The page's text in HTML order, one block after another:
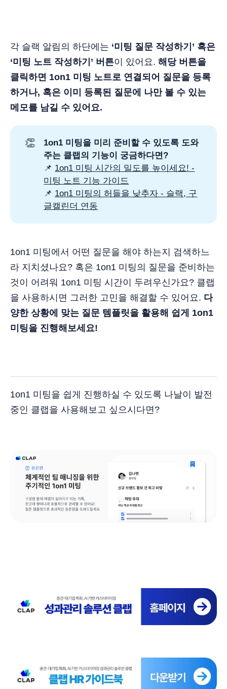
각 슬랙 알림의 하단에는 ‘미팅 질문 작성하기’ 혹은
‘미팅 노트 작성하기’ 버튼이 있어요. 해당 버튼을
클릭하면 1on1 미팅 노트로 연결되어 질문을 등록
하거나, 혹은 이미 등록된 질문에 나만 볼 수 있는
메모를 남길 수 있어요.
👏
1on1 미팅을 미리 준비할 수 있도록 도와
주는 클랩의 기능이 궁금하다면?
📌 1on1 미팅 시간의 밀도를 높이세요! -
미팅 노트 기능 가이드
📌 1on1 미팅의 허들을 낮추자 - 슬랙, 구
글캘린더 연동
1on1 미팅에서 어떤 질문을 해야 하는지 검색하느
라 지치셨나요? 혹은 1on1 미팅의 질문을 준비하는
것이 어려워 1on1 미팅 시간이 두려우신가요? 클랩
을 사용하시면 그러한 고민을 해결할 수 있어요. 다
양한 상황에 맞는 질문 템플릿을 활용해 쉽게 1on1
미팅을 진행해보세요!
1on1 미팅을 쉽게 진행하실 수 있도록 나날이 발전
중인 클랩을 사용해보고 싶으시다면?